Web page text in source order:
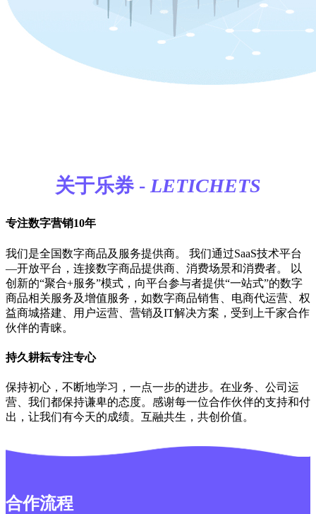
关于乐券- LETICHETS
专注数字营销10年
我们是全国数字商品及服务提供商。 我们通过SaaS技术平台
—开放平台，连接数字商品提供商、消费场景和消费者。 以
创新的“聚合+服务”模式，向平台参与者提供“一站式”的数字
商品相关服务及增值服务，如数字商品销售、电商代运营、权
益商城搭建、用户运营、营销及IT解决方案，受到上千家合作
伙伴的青睐。
持久耕耘专注专心
保持初心，不断地学习，一点一步的进步。在业务、公司运
营、我们都保持谦卑的态度。感谢每一位合作伙伴的支持和付
出，让我们有今天的成绩。互融共生，共创价值。
合作流程